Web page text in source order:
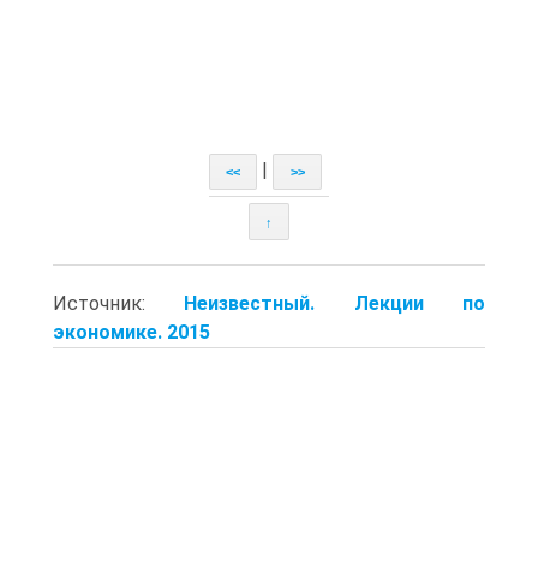
<< >>
↑
Источник: Неизвестный. Лекции по
экономике. 2015